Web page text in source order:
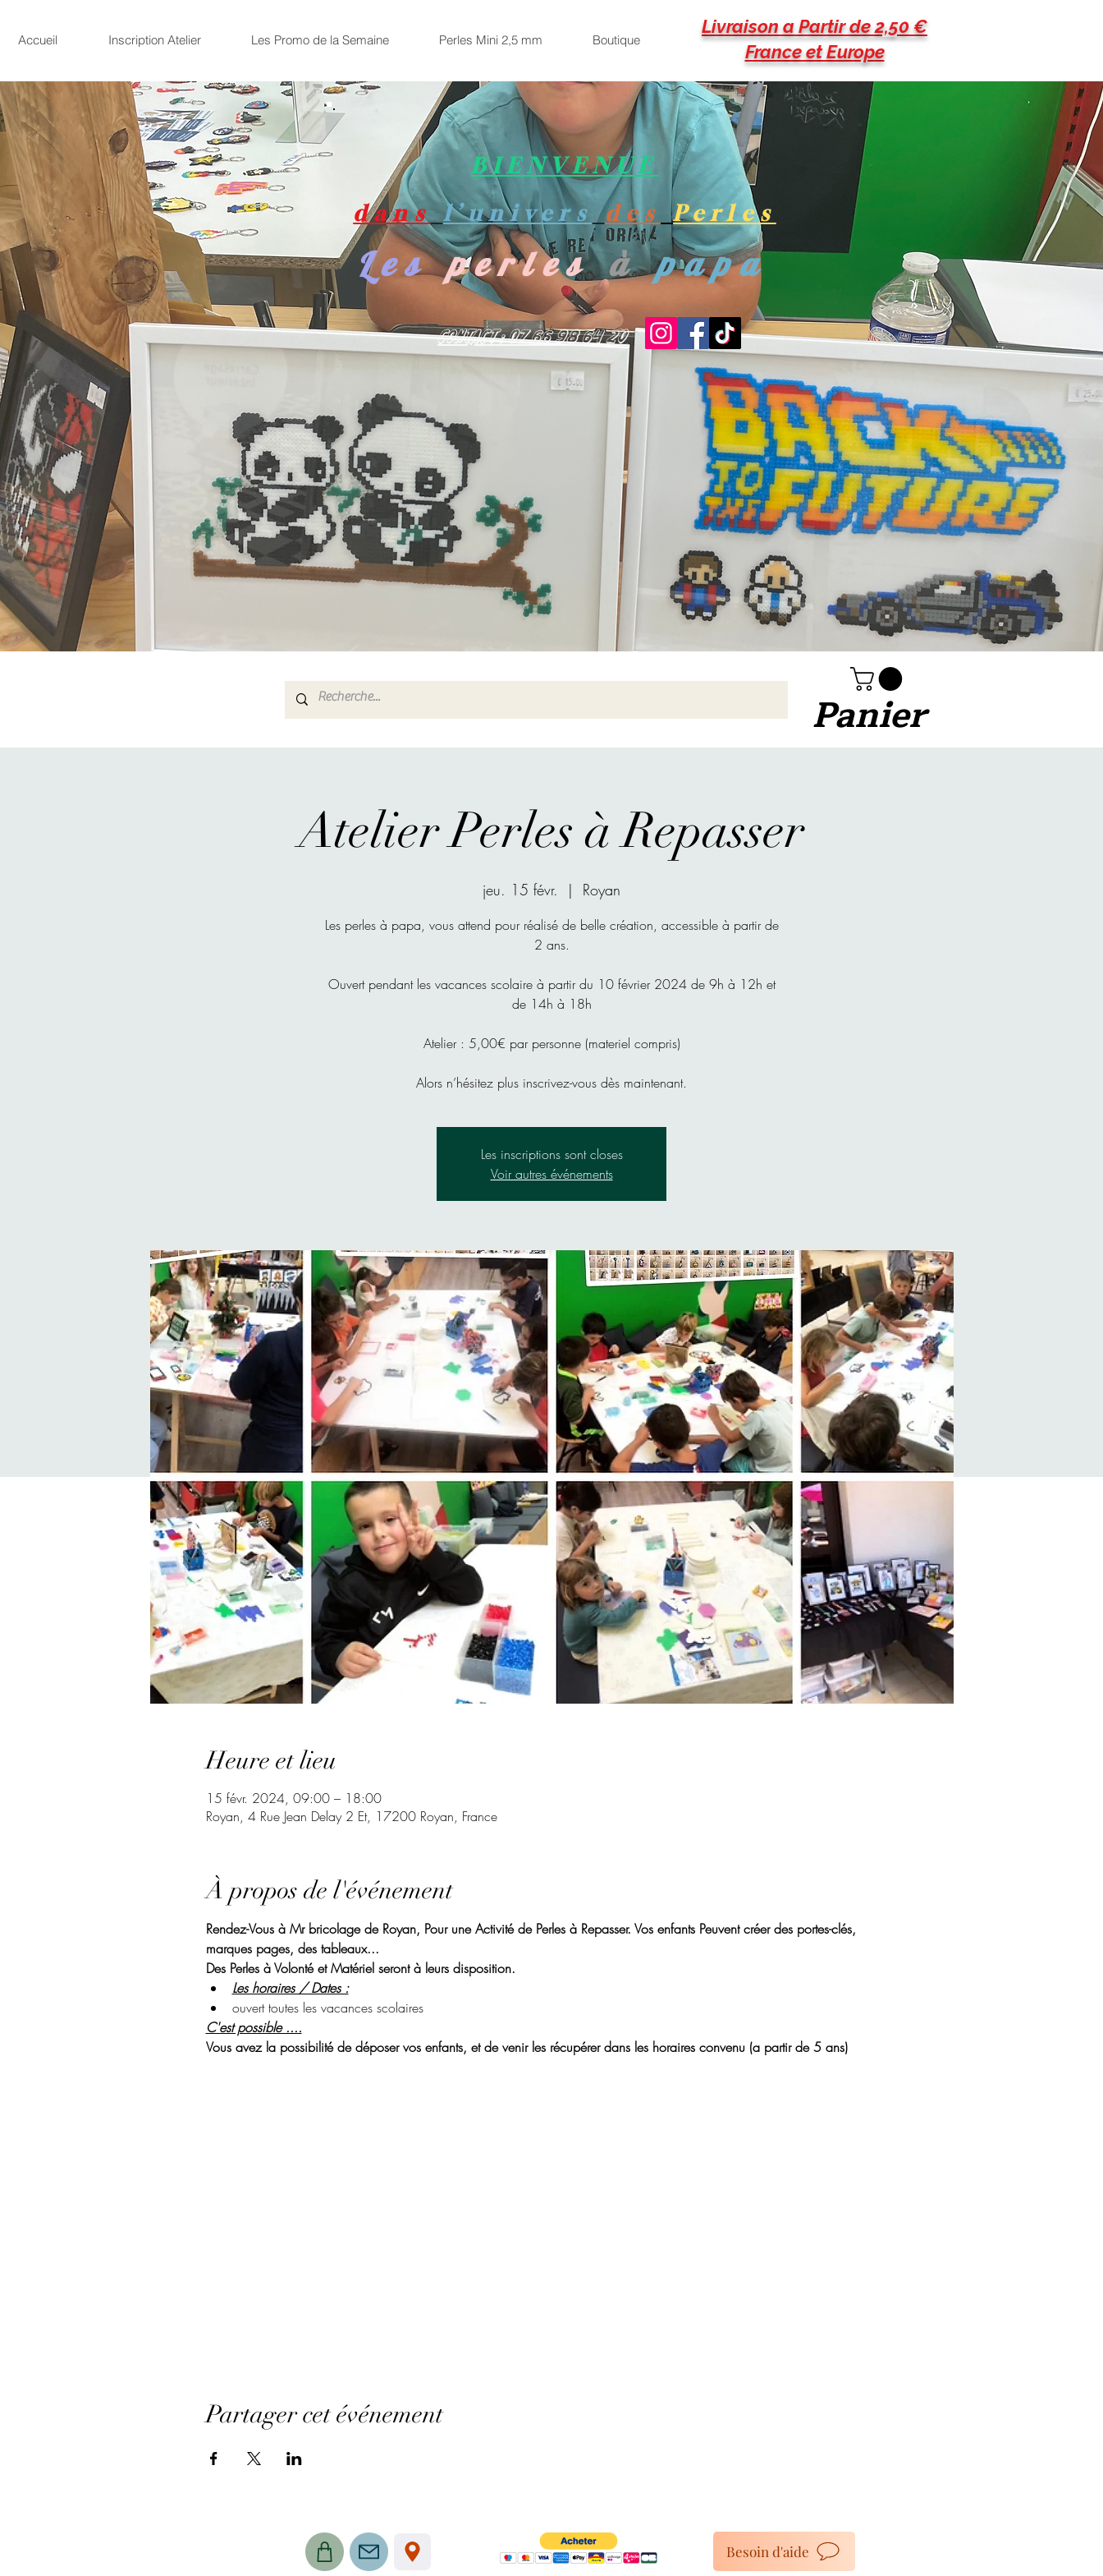
Accueil Inscription Atelier Les Promo de la Semaine Perles Mini 2,5 mm Boutique
Livraison a Partir de 2,50 €
France et Europe
BIENVENUE
dans
l’univers des Perles
Les perles à papa
Contact : 07 66 98 64 20
Panier
Atelier Perles à Repasser
jeu. 15 févr.
  |
Royan
Les perles à papa, vous attend pour réalisé de belle création, accessible à partir de
2 ans.
Ouvert pendant les vacances scolaire à partir du 10 février 2024 de 9h à 12h et
de 14h à 18h
Atelier : 5,00€ par personne (materiel compris)
Alors n’hésitez plus inscrivez-vous dès maintenant.
Les inscriptions sont closes
Voir autres événements
Heure et lieu
15 févr. 2024, 09:00 – 18:00
Royan, 4 Rue Jean Delay 2 Et, 17200 Royan, France
À propos de l'événement
Rendez-Vous à Mr bricolage de Royan, Pour une Activité de Perles à Repasser. Vos enfants Peuvent créer des portes-clés,
marques pages, des tableaux...
Des Perles à Volonté et Matériel seront à leurs disposition.
Les horaires / Dates :
ouvert toutes les vacances scolaires
C'est possible ....
Vous avez la possibilité de déposer vos enfants, et de venir les récupérer dans les horaires convenu (a partir de 5 ans)
Partager cet événement
Besoin d'aide